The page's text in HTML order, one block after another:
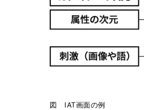
図 IAT画面の例